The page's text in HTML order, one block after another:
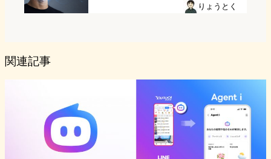
りょうとく
関連記事